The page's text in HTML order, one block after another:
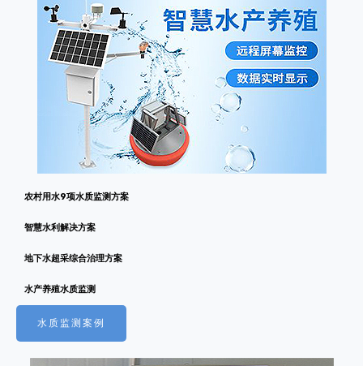
农村用水9项水质监测方案
智慧水利解决方案
地下水超采综合治理方案
水产养殖水质监测
水质监测案例